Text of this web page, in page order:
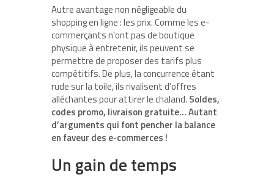
Autre avantage non négligeable du
shopping en ligne : les prix. Comme les e-
commerçants n’ont pas de boutique
physique à entretenir, ils peuvent se
permettre de proposer des tarifs plus
compétitifs. De plus, la concurrence étant
rude sur la toile, ils rivalisent d’offres
alléchantes pour attirer le chaland. Soldes,
codes promo, livraison gratuite… Autant
d’arguments qui font pencher la balance
en faveur des e-commerces !
Un gain de temps